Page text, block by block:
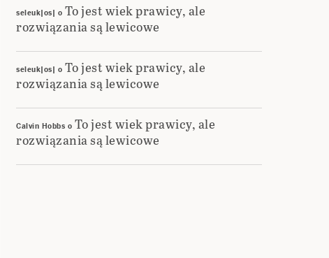
seleuk|os| o To jest wiek prawicy, ale
rozwiązania są lewicowe
seleuk|os| o To jest wiek prawicy, ale
rozwiązania są lewicowe
Calvin Hobbs o To jest wiek prawicy, ale
rozwiązania są lewicowe